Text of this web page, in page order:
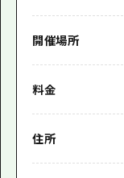
開催場所
料金
住所